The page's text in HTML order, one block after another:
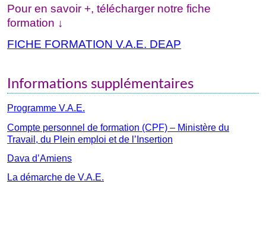
Pour en savoir +, télécharger notre fiche
formation ↓
FICHE FORMATION V.A.E. DEAP
Informations supplémentaires
Programme V.A.E.
Compte personnel de formation (CPF) – Ministère du
Travail, du Plein emploi et de l’Insertion
Dava d’Amiens
La démarche de V.A.E.